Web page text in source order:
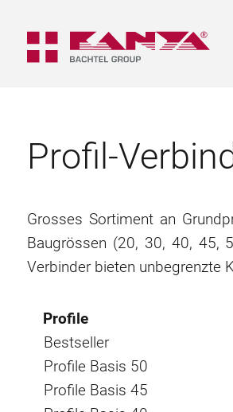
Profil-
Grosses Sortiment an
Baugrössen (20, 30, 40, 45,
Verbinder bieten unbegrenzte
Profile
Bestseller
Profile Basis 50
Profile Basis 45